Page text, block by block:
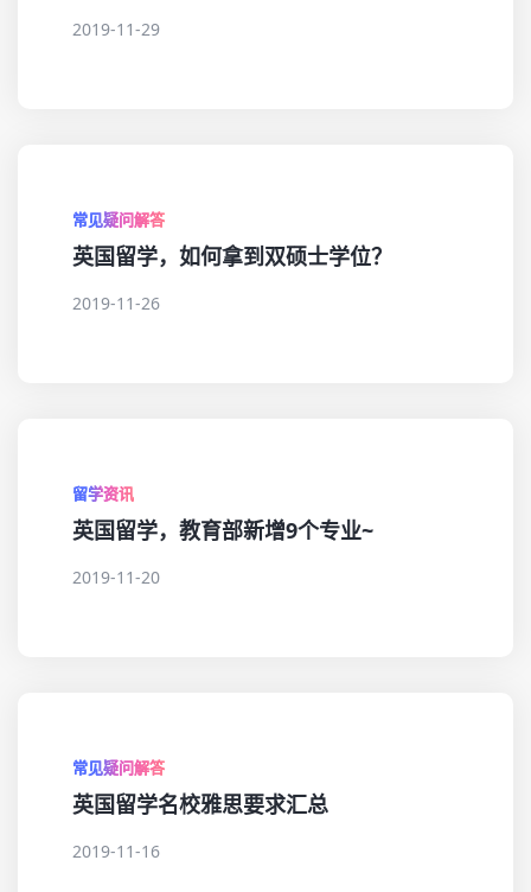
2019-11-29
常见疑问解答
英国留学，如何拿到双硕士学位？
2019-11-26
留学资讯
英国留学，教育部新增9个专业~
2019-11-20
常见疑问解答
英国留学名校雅思要求汇总
2019-11-16